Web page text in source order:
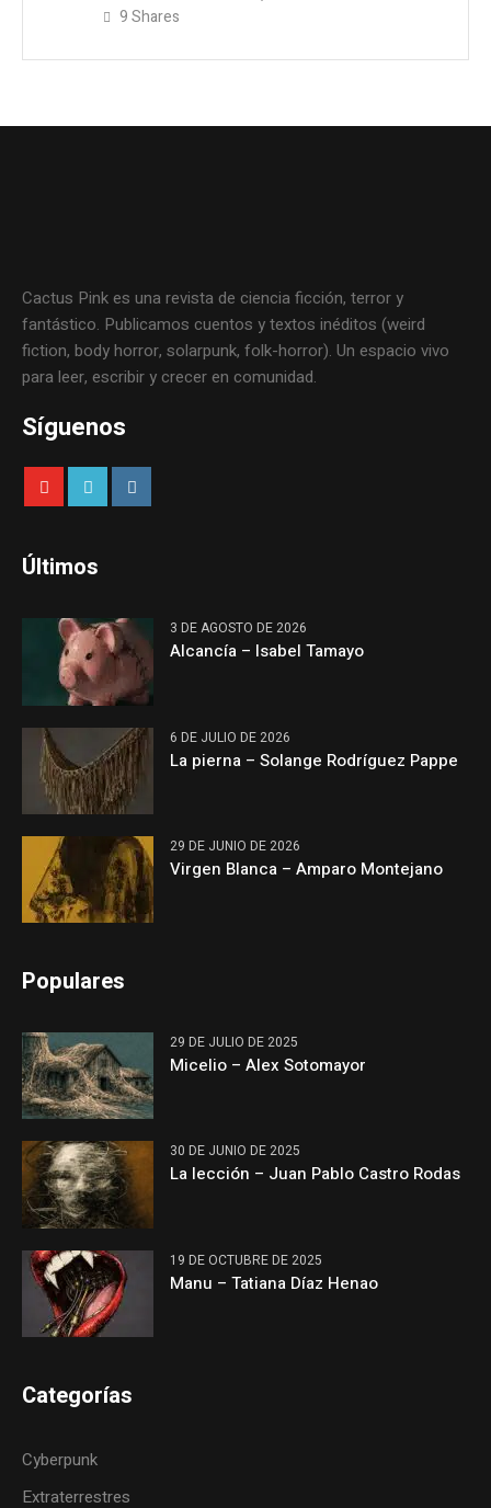
9Shares
Cactus Pink es una revista de ciencia ficción, terror y
fantástico. Publicamos cuentos y textos inéditos (weird
fiction, body horror, solarpunk, folk-horror). Un espacio vivo
para leer, escribir y crecer en comunidad.
Síguenos
Últimos
3 DE AGOSTO DE 2026
Alcancía – Isabel Tamayo
6 DE JULIO DE 2026
La pierna – Solange Rodríguez Pappe
29 DE JUNIO DE 2026
Virgen Blanca – Amparo Montejano
Populares
29 DE JULIO DE 2025
Micelio – Alex Sotomayor
30 DE JUNIO DE 2025
La lección – Juan Pablo Castro Rodas
19 DE OCTUBRE DE 2025
Manu – Tatiana Díaz Henao
Categorías
Cyberpunk
Extraterrestres